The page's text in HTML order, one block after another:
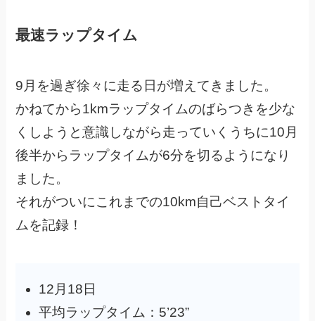
最速ラップタイム
9月を過ぎ徐々に走る日が増えてきました。
かねてから1kmラップタイムのばらつきを少な
くしようと意識しながら走っていくうちに10月
後半からラップタイムが6分を切るようになり
ました。
それがついにこれまでの10km自己ベストタイ
ムを記録！
12月18日
平均ラップタイム：5’23”